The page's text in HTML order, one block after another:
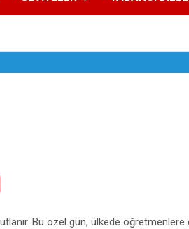
Bu özel gün, ülkede öğretmenlere